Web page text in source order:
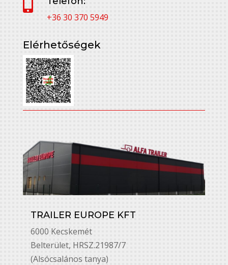

+36 30 370 5949
Elérhetőségek
TRAILER EUROPE KFT
6000 Kecskemét
Belterület, HRSZ.21987/7
(Alsócsalános tanya)